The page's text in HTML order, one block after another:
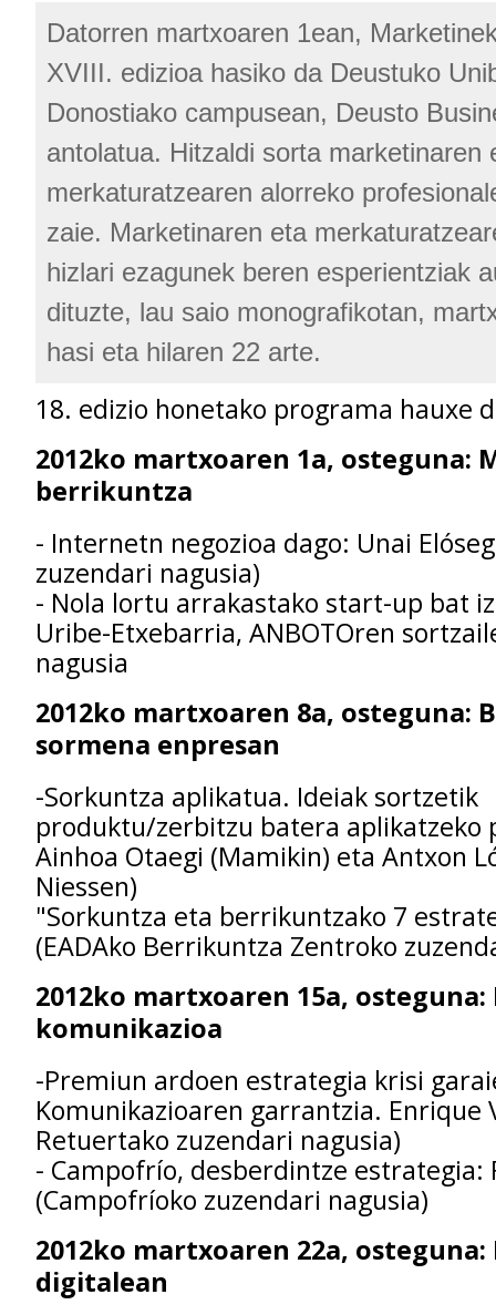
Datorren martxoaren 1ean,
XVIII. edizioa hasiko da Deustuko
Donostiako campusean, Deusto
antolatua. Hitzaldi sorta marketinaren
merkaturatzearen alorreko
zaie. Marketinaren eta
hizlari ezagunek beren esperientziak
dituzte, lau saio monografikotan,
hasi eta hilaren 22 arte.
18. edizio honetako programa hauxe
2012ko martxoaren 1a, osteguna:
berrikuntza
- Internetn negozioa dago: Unai
zuzendari nagusia)
- Nola lortu arrakastako start-up bat
Uribe-Etxebarria, ANBOTOren
nagusia
2012ko martxoaren 8a, osteguna:
sormena enpresan
-Sorkuntza aplikatua. Ideiak sortzetik
produktu/zerbitzu batera aplikatzeko
Ainhoa Otaegi (Mamikin) eta Antxon
Niessen)
"Sorkuntza eta berrikuntzako 7
(EADAko Berrikuntza Zentroko
2012ko martxoaren 15a,
komunikazioa
-Premiun ardoen estrategia krisi
Komunikazioaren garrantzia. Enrique
Retuertako zuzendari nagusia)
- Campofrío, desberdintze estrategia:
(Campofríoko zuzendari nagusia)
2012ko martxoaren 22a,
digitalean